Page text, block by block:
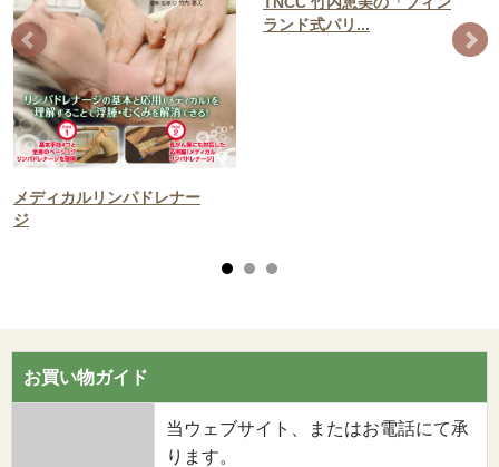
メディカルリンパドレナー
ジ
ランド式パリ...
お買い物ガイド
当ウェブサイト、またはお電話にて承
ります。